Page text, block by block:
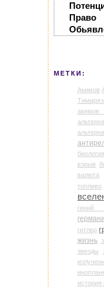
Право
МЕТКИ:
Акимов
взрыв
валюта
топливо
гений
гитлер
жизнь
звезды
история